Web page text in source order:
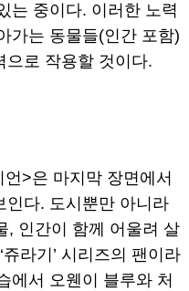
는 중이다. 이러한 노력
가는 동물들(인간 포함)
으로 작용할 것이다.
>은 마지막 장면에서
인다. 도시뿐만 아니라
, 인간이 함께 어울려 살
라기’ 시리즈의 팬이라
에서 오웬이 블루와 처